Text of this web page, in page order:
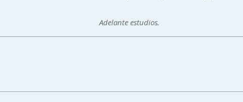
Adelante estudios.